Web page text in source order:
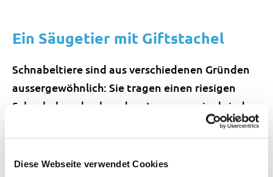
Diese Webseite verwendet Cookies
Ein Säugetier mit Giftstachel
Schnabeltiere sind aus verschiedenen Gründen
aussergewöhnlich: Sie tragen einen riesigen
Schnabel, und neben dem Langnasenigel sind
sie die einzigen Säugetiere, die Eier legen.